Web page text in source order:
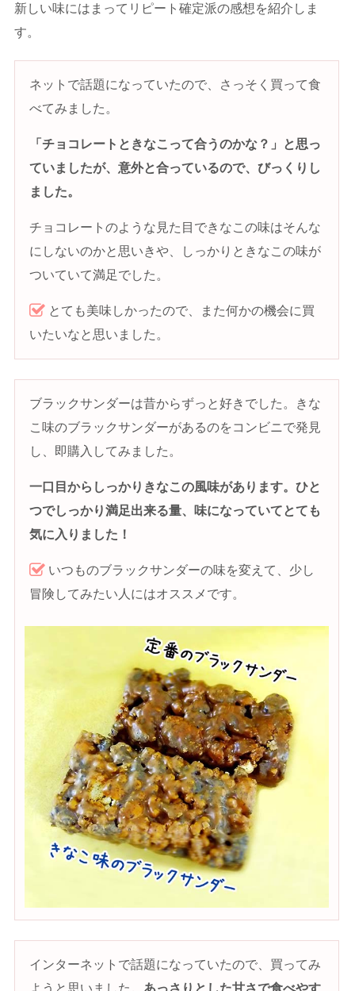
新しい味にはまってリピート確定派の感想を紹介しま
す。
ネットで話題になっていたので、さっそく買って食
べてみました。
「チョコレートときなこって合うのかな？」と思っ
ていましたが、意外と合っているので、びっくりし
ました。
チョコレートのような見た目できなこの味はそんな
にしないのかと思いきや、しっかりときなこの味が
ついていて満足でした。
とても美味しかったので、また何かの機会に買
いたいなと思いました。
ブラックサンダーは昔からずっと好きでした。きな
こ味のブラックサンダーがあるのをコンビニで発見
し、即購入してみました。
一口目からしっかりきなこの風味があります。ひと
つでしっかり満足出来る量、味になっていてとても
気に入りました！
いつものブラックサンダーの味を変えて、少し
冒険してみたい人にはオススメです。
インターネットで話題になっていたので、買ってみ